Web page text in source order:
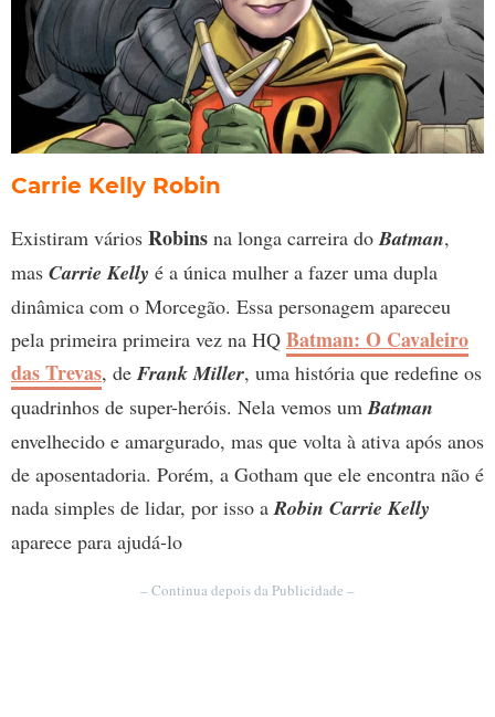
Carrie Kelly Robin
Existiram vários Robins na longa carreira doBatman,
mas Carrie Kelly é a única mulher a fazer uma dupla
dinâmica com o Morcegão. Essa personagem apareceu
pela primeira primeira vez na HQ Batman: O Cavaleiro
das Trevas, de Frank Miller, uma história que redefine os
quadrinhos de super-heróis. Nela vemos umBatman
envelhecido e amargurado, mas que volta à ativa após anos
de aposentadoria. Porém, a Gotham que ele encontra não é
nada simples de lidar, por isso aRobin Carrie Kelly
aparece para ajudá-lo
– Continua depois da Publicidade –